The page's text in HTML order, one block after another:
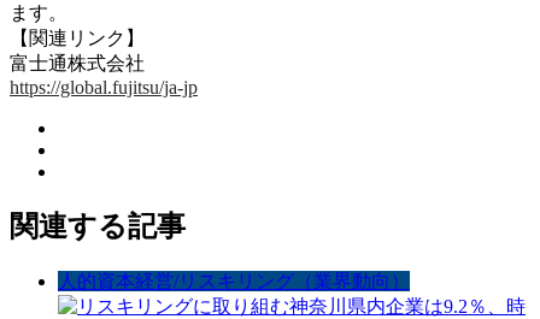
ます。
【関連リンク】
富士通株式会社
https://global.fujitsu/ja-jp
関連する記事
人的資本経営/リスキリング（業界動向）